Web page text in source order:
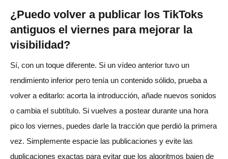
¿Puedo volver a publicar los TikToks
antiguos el viernes para mejorar la
visibilidad?
Sí, con un toque diferente. Si un vídeo anterior tuvo un
rendimiento inferior pero tenía un contenido sólido, prueba a
volver a editarlo: acorta la introducción, añade nuevos sonidos
o cambia el subtítulo. Si vuelves a postear durante una hora
pico los viernes, puedes darle la tracción que perdió la primera
vez. Simplemente espacie las publicaciones y evite las
duplicaciones exactas para evitar que los algoritmos bajen de